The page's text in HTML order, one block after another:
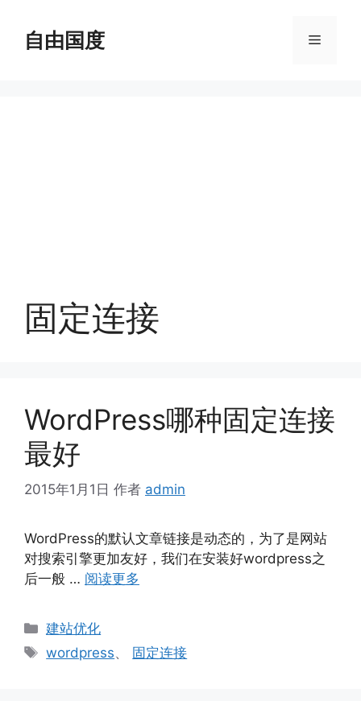
自由国度 菜
固定连接
WordPress哪种固定连接
最好
2015年1月1日 作者 admin
WordPress的默认文章链接是动态的，为了是网站
对搜索引擎更加友好，我们在安装好wordpress之
后一般 … 阅读更多
分
建站优化
标
wordpress、 固定连接